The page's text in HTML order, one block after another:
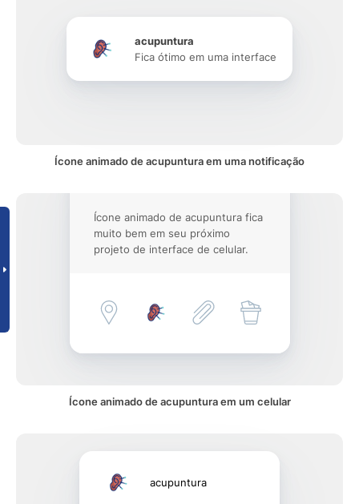
acupuntura
Fica ótimo em uma interface
Ícone animado de acupuntura em uma notificação
Ícone animado de acupuntura fica
muito bem em seu próximo
projeto de interface de celular.
Ícone animado de acupuntura em um celular
acupuntura